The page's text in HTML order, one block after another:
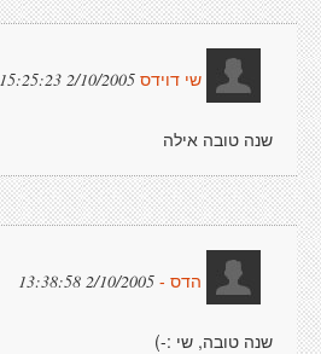
שי דוידס 2/10/2005 15:25:23
שנה טובה אילה
הדס - 2/10/2005 13:38:58
שנה טובה, שי :-)